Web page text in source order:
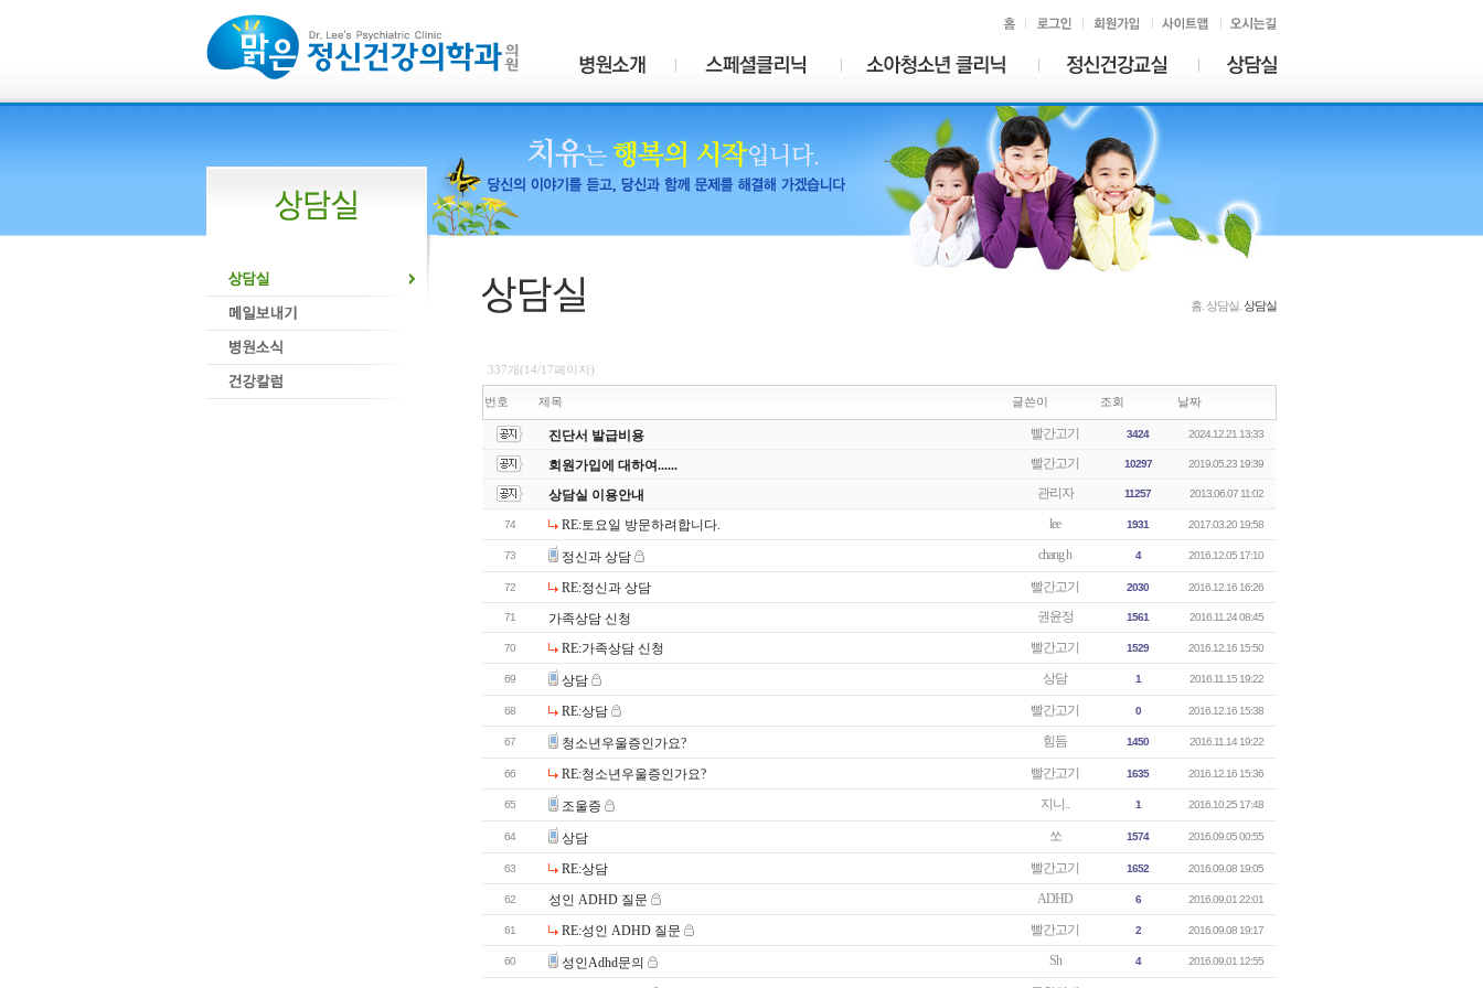
홈. 상담실. 상담실
337개(14/17페이지)
번호 제목 글쓴이 조회 날짜
진단서 발급비용 빨간고기 3424 2024.12.21 13:33
회원가입에 대하여...... 빨간고기 10297 2019.05.23 19:39
상담실 이용안내 관리자 11257 2013.06.07 11:02
74 RE:토요일 방문하려합니다. lee 1931 2017.03.20 19:58
73 정신과 상담 chang h 4 2016.12.05 17:10
72 RE:정신과 상담 빨간고기 2030 2016.12.16 16:26
71 가족상담 신청 권윤정 1561 2016.11.24 08:45
70 RE:가족상담 신청 빨간고기 1529 2016.12.16 15:50
69 상담 상담 1 2016.11.15 19:22
68 RE:상담 빨간고기 0 2016.12.16 15:38
67 청소년우울증인가요? 힘듬 1450 2016.11.14 19:22
66 RE:청소년우울증인가요? 빨간고기 1635 2016.12.16 15:36
65 조울증 지니.. 1 2016.10.25 17:48
64 상담 쏘 1574 2016.09.05 00:55
63 RE:상담 빨간고기 1652 2016.09.08 19:05
62 성인 ADHD 질문 ADHD 6 2016.09.01 22:01
61 RE:성인 ADHD 질문 빨간고기 2 2016.09.08 19:17
60 성인Adhd문의 Sh 4 2016.09.01 12:55